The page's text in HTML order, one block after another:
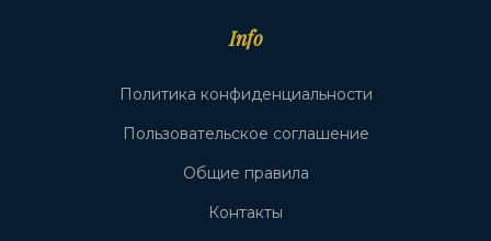
Info
Политика конфиденциальности
Пользовательское соглашение
Общие правила
Контакты